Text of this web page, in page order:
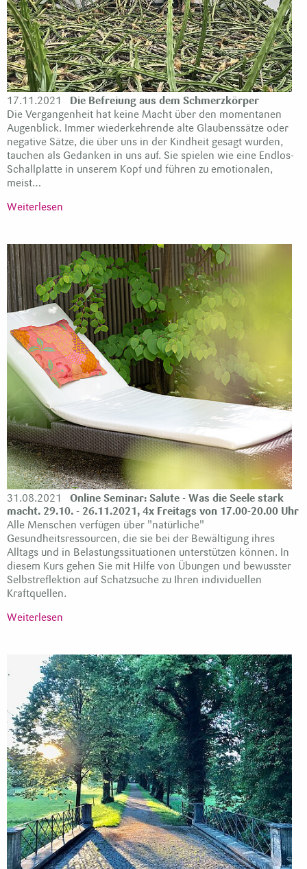
17.11.2021
Die Befreiung aus dem Schmerzkörper
Die Vergangenheit hat keine Macht über den momentanen
Augenblick. Immer wiederkehrende alte Glaubenssätze oder
negative Sätze, die über uns in der Kindheit gesagt wurden,
tauchen als Gedanken in uns auf. Sie spielen wie eine Endlos-
Schallplatte in unserem Kopf und führen zu emotionalen,
meist…
Weiterlesen
31.08.2021
Online Seminar: Salute - Was die Seele stark
macht. 29.10. - 26.11.2021, 4x Freitags von 17.00-20.00 Uhr
Alle Menschen verfügen über "natürliche"
Gesundheitsressourcen, die sie bei der Bewältigung ihres
Alltags und in Belastungssituationen unterstützen können. In
diesem Kurs gehen Sie mit Hilfe von Übungen und bewusster
Selbstreflektion auf Schatzsuche zu Ihren individuellen
Kraftquellen.
Weiterlesen